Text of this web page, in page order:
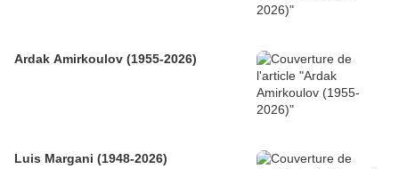
Ardak Amirkoulov (1955-2026)
Luis Margani (1948-2026)